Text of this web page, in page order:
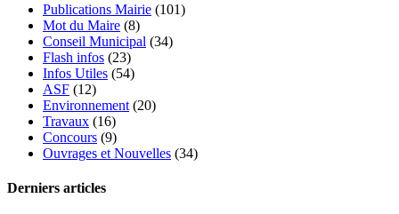
Publications Mairie (101)
Mot du Maire (8)
Conseil Municipal (34)
Flash infos (23)
Infos Utiles (54)
ASF (12)
Environnement (20)
Travaux (16)
Concours (9)
Ouvrages et Nouvelles (34)
Derniers articles